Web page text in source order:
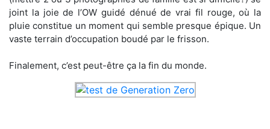
joint la joie de l’OW guidé dénué de vrai fil rouge, où la
pluie constitue un moment qui semble presque épique. Un
vaste terrain d’occupation boudé par le frisson.
Finalement, c’est peut-être ça la fin du monde.